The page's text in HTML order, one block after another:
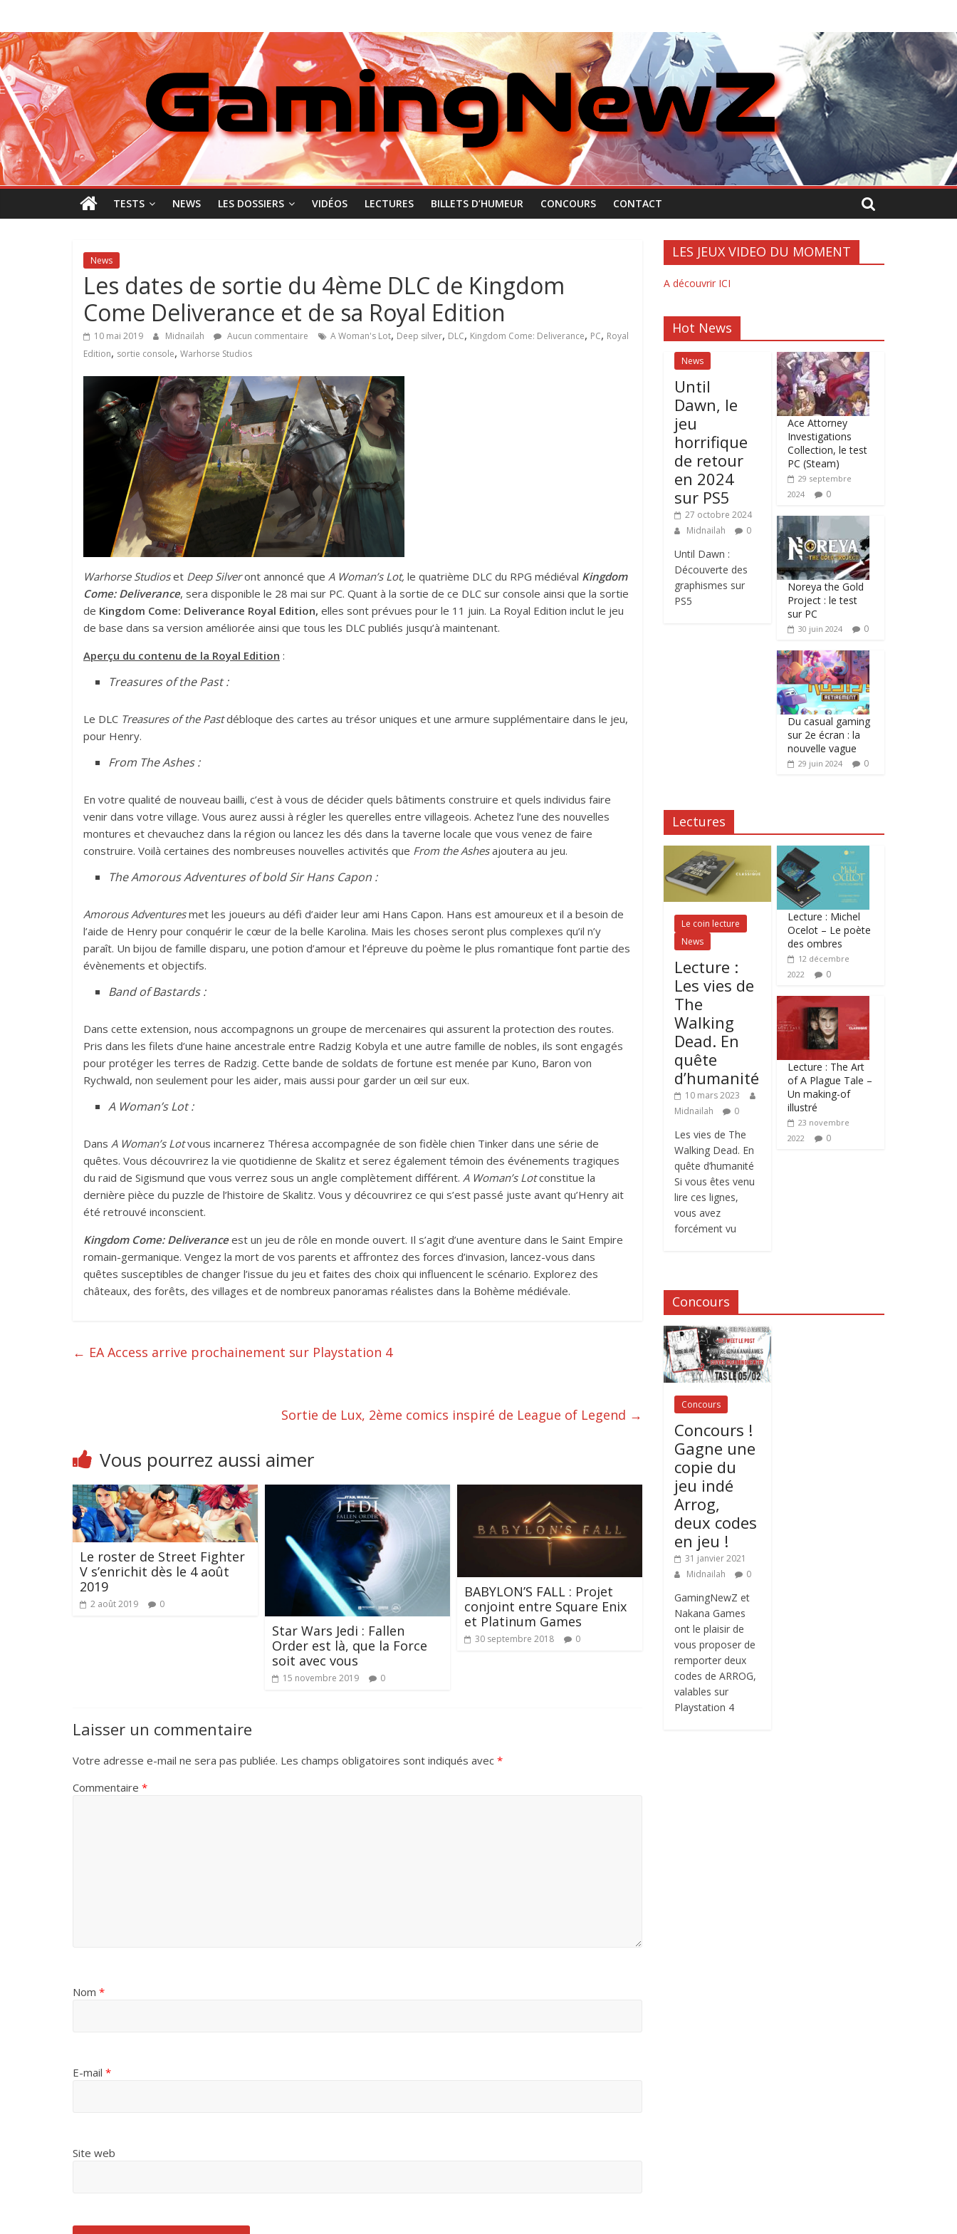
contenu
GamingNewZ
Tests
et
Actu
des
jeux
vidéo
TESTS NEWS LES DOSSIERS VIDÉOS LECTURES BILLETS D’HUMEUR CONCOURS CONTACT
News
Les dates de sortie du 4ème DLC de Kingdom
Come Deliverance et de sa Royal Edition
10 mai 2019 Midnailah Aucun commentaire A Woman's Lot, Deep silver, DLC, Kingdom Come: Deliverance, PC, Royal
Edition, sortie console, Warhorse Studios
Warhorse Studioset Deep Silveront annoncé que A Woman’s Lot, le quatrième DLC du RPG médiéval Kingdom
Come: Deliverance, sera disponible le 28 mai sur PC. Quant à la sortie de ce DLC sur console ainsi que la sortie
de Kingdom Come: Deliverance Royal Edition, elles sont prévues pour le 11 juin. La Royal Edition inclut le jeu
de base dans sa version améliorée ainsi que tous les DLC publiés jusqu’à maintenant.
Aperçu du contenu de la Royal Edition :
Treasures of the Past :
Le DLC Treasures of the Pastdébloque des cartes au trésor uniques et une armure supplémentaire dans le jeu,
pour Henry.
From The Ashes :
En votre qualité de nouveau bailli, c’est à vous de décider quels bâtiments construire et quels individus faire
venir dans votre village. Vous aurez aussi à régler les querelles entre villageois. Achetez l’une des nouvelles
montures et chevauchez dans la région ou lancez les dés dans la taverne locale que vous venez de faire
construire. Voilà certaines des nombreuses nouvelles activités que From the Ashesajoutera au jeu.
The Amorous Adventures of bold Sir Hans Capon :
Amorous Adventuresmet les joueurs au défi d’aider leur ami Hans Capon. Hans est amoureux et il a besoin de
l’aide de Henry pour conquérir le cœur de la belle Karolina. Mais les choses seront plus complexes qu’il n’y
paraît. Un bijou de famille disparu, une potion d’amour et l’épreuve du poème le plus romantique font partie des
évènements et objectifs.
Band of Bastards :
Dans cette extension, nous accompagnons un groupe de mercenaires qui assurent la protection des routes.
Pris dans les filets d’une haine ancestrale entre Radzig Kobyla et une autre famille de nobles, ils sont engagés
pour protéger les terres de Radzig. Cette bande de soldats de fortune est menée par Kuno, Baron von
Rychwald, non seulement pour les aider, mais aussi pour garder un œil sur eux.
A Woman’s Lot :
Dans A Woman’s Lotvous incarnerez Théresa accompagnée de son fidèle chien Tinker dans une série de
quêtes. Vous découvrirez la vie quotidienne de Skalitz et serez également témoin des événements tragiques
du raid de Sigismund que vous verrez sous un angle complètement différent. A Woman’s Lotconstitue la
dernière pièce du puzzle de l’histoire de Skalitz. Vous y découvrirez ce qui s’est passé juste avant qu’Henry ait
été retrouvé inconscient.
Kingdom Come: Deliveranceest un jeu de rôle en monde ouvert. Il s’agit d’une aventure dans le Saint Empire
romain-germanique. Vengez la mort de vos parents et affrontez des forces d’invasion, lancez-vous dans
quêtes susceptibles de changer l’issue du jeu et faites des choix qui influencent le scénario. Explorez des
châteaux, des forêts, des villages et de nombreux panoramas réalistes dans la Bohème médiévale.
← EA Access arrive prochainement sur Playstation 4
Sortie de Lux, 2ème comics inspiré de League of Legend →
Vous pourrez aussi aimer
Le roster de Street Fighter
V s’enrichit dès le 4 août
2019
2 août 2019 0
Star Wars Jedi : Fallen
Order est là, que la Force
soit avec vous
15 novembre 2019 0
BABYLON’S FALL : Projet
conjoint entre Square Enix
et Platinum Games
30 septembre 2018 0
Laisser un commentaire
Votre adresse e-mail ne sera pas publiée. Les champs obligatoires sont indiqués avec *
Commentaire *
Nom *
E-mail *
Site web
LES JEUX VIDEO DU MOMENT
A découvrir ICI
Hot News
News
Until
Dawn, le
jeu
horrifique
de retour
en 2024
sur PS5
27 octobre 2024
Midnailah
0
Until Dawn :
Découverte des
graphismes sur
PS5
Ace Attorney
Investigations
Collection, le test
PC (Steam)
29 septembre
2024
0
Noreya the Gold
Project : le test
sur PC
30 juin 2024 0
Du casual gaming
sur 2e écran : la
nouvelle vague
29 juin 2024 0
Lectures
Le coin lecture
News
Lecture :
Les vies de
The
Walking
Dead. En
quête
d’humanité
10 mars 2023
Midnailah
0
Les vies de The
Walking Dead. En
quête d’humanité
Si vous êtes venu
lire ces lignes,
vous avez
forcément vu
Lecture : Michel
Ocelot – Le poète
des ombres
12 décembre
2022
0
Lecture : The Art
of A Plague Tale –
Un making-of
illustré
23 novembre
2022
0
Concours
Concours
Concours !
Gagne une
copie du
jeu indé
Arrog,
deux codes
en jeu !
31 janvier 2021
Midnailah
0
GamingNewZ et
Nakana Games
ont le plaisir de
vous proposer de
remporter deux
codes de ARROG,
valables sur
Playstation 4